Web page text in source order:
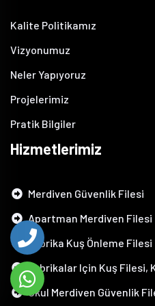
Kalite Politikamız
Vizyonumuz
Neler Yapıyoruz
Projelerimiz
Pratik Bilgiler
Hizmetlerimiz
Merdiven Güvenlik Filesi
Apartman Merdiven Filesi
Fabrika Kuş Önleme Filesi
Fabrikalar Için Kuş Filesi,
Okul Merdiven Güvenlik